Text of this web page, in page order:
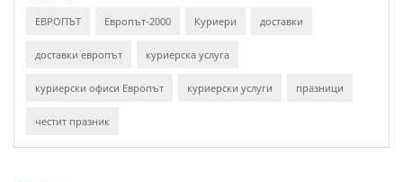
ЕВРОПЪТ Европът-2000 Куриери доставки
доставки европът куриерска услуга
куриерски офиси Европът куриерски услуги празници
честит празник